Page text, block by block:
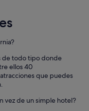
de todo tipo donde
ellos 40
que puedes
vez de un simple hotel?